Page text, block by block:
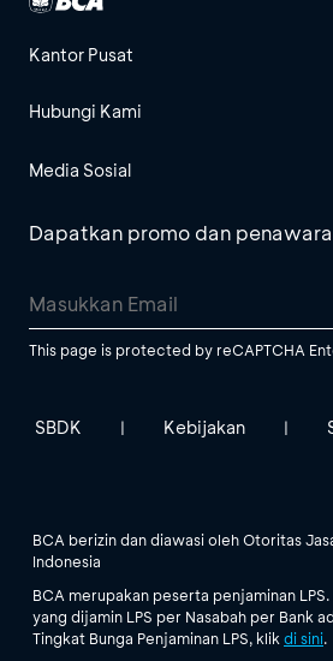
Kantor Pusat
Hubungi Kami
Media Sosial
Dapatkan promo dan
This page is protected by reCAPTCHA
SBDK | Kebijakan |
BCA berizin dan diawasi oleh Otoritas
Indonesia
BCA merupakan peserta penjaminan
yang dijamin LPS per Nasabah per Bank
Tingkat Bunga Penjaminan LPS, klik di sini.